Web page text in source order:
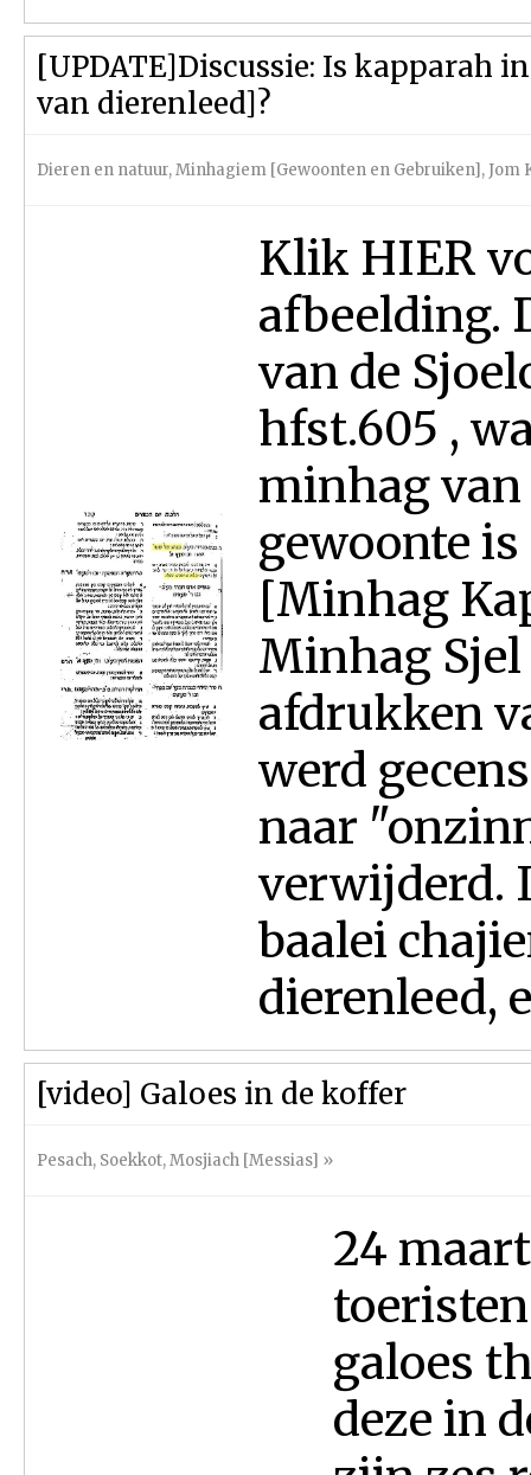
[UPDATE]Discussie: Is kapparah
van dierenleed]?
Dieren en natuur,Minhagiem [Gewoonten en Gebruiken], Jom
Klik HIER
afbeelding.
van de
hfst.605 ,
minhag
gewoonte
[Minhag
Minhag Sjel
afdrukken
werd
naar
verwijderd.
baalei
dierenleed,
[video] Galoes in de koffer
Pesach, Soekkot,Mosjiach [Messias] »
24
galoes
deze in